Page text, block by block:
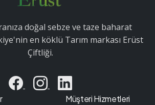
doğal sebze ve taze baharat
en köklü Tarım markası Erüst
Çiftliği.
Müşteri Hizmetleri